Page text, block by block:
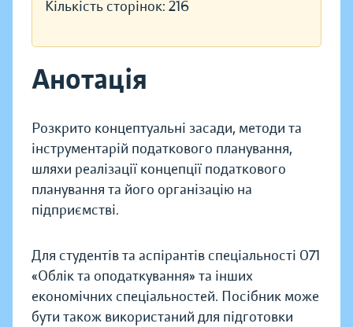
Кількість сторінок: 216
Анотація
Розкрито концептуальні засади, методи та
інструментарій податкового планування,
шляхи реалізації концепції податкового
планування та його організацію на
підприємстві.
Для студентів та аспірантів спеціальності 071
«Облік та оподаткування» та інших
економічних спеціальностей. Посібник може
бути також використаний для підготовки